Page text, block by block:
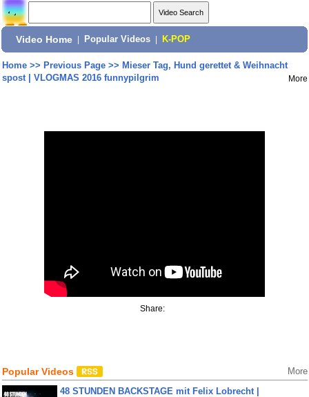
Video Home Popular Videos K-POP
Home>> Previous Page>> Mieser Tag, Hund gerettet & Weihnacht
spost | VLOGMAS 2016 funnypilgrim
More
Share:
Popular Videos More
48 STUNDEN BACKSTAGE mit Felix Lobrecht |